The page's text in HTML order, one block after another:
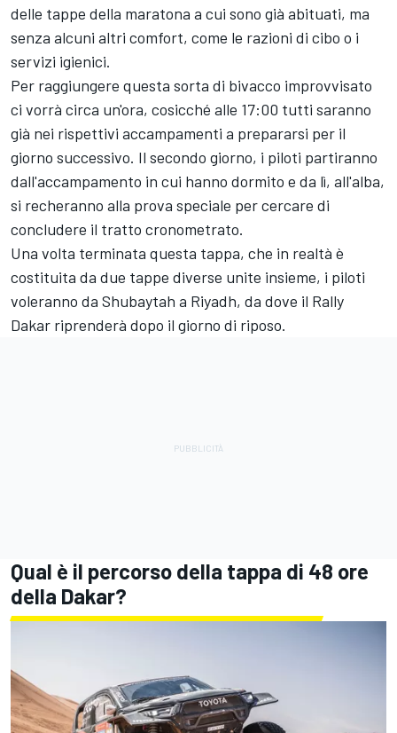
delle tappe della maratona a cui sono già abituati, ma
senza alcuni altri comfort, come le razioni di cibo o i
servizi igienici.
Per raggiungere questa sorta di bivacco improvvisato
ci vorrà circa un'ora, cosicché alle 17:00 tutti saranno
già nei rispettivi accampamenti a prepararsi per il
giorno successivo. Il secondo giorno, i piloti partiranno
dall'accampamento in cui hanno dormito e da lì, all'alba,
si recheranno alla prova speciale per cercare di
concludere il tratto cronometrato.
Una volta terminata questa tappa, che in realtà è
costituita da due tappe diverse unite insieme, i piloti
voleranno da Shubaytah a Riyadh, da dove il Rally
Dakar riprenderà dopo il giorno di riposo.
Qual è il percorso della tappa di 48 ore
della Dakar?